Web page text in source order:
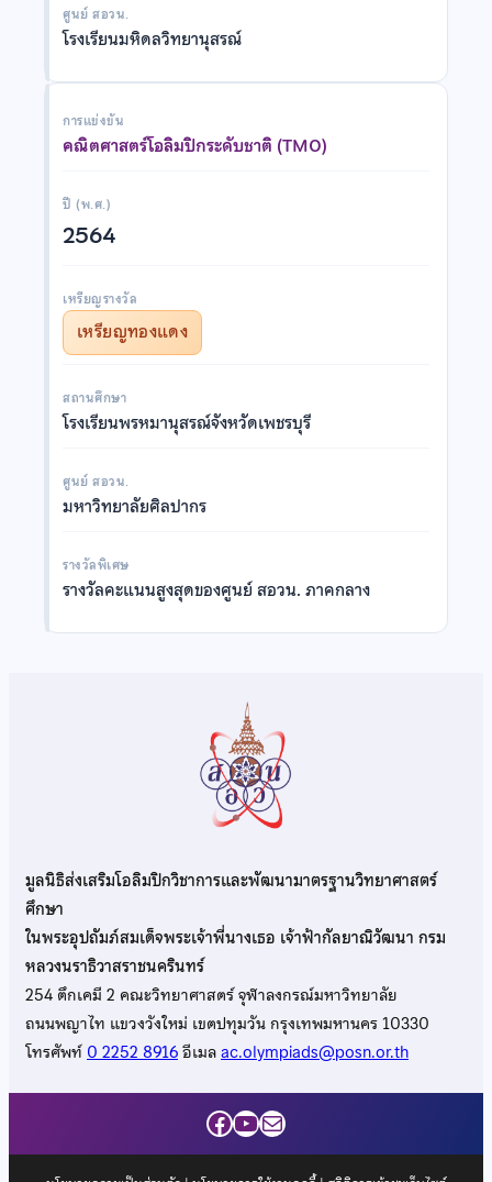
ศูนย์ สอวน.
โรงเรียนมหิดลวิทยานุสรณ์
การแข่งขัน
คณิตศาสตร์โอลิมปิกระดับชาติ (TMO)
ปี (พ.ศ.)
2564
เหรียญรางวัล
เหรียญทองแดง
สถานศึกษา
โรงเรียนพรหมานุสรณ์จังหวัดเพชรบุรี
ศูนย์ สอวน.
มหาวิทยาลัยศิลปากร
รางวัลพิเศษ
รางวัลคะแนนสูงสุดของศูนย์ สอวน. ภาคกลาง
มูลนิธิส่งเสริมโอลิมปิกวิชาการและพัฒนามาตรฐานวิทยาศาสตร์
ศึกษา
ในพระอุปถัมภ์สมเด็จพระเจ้าพี่นางเธอ เจ้าฟ้ากัลยาณิวัฒนา กรม
หลวงนราธิวาสราชนครินทร์
254 ตึกเคมี 2 คณะวิทยาศาสตร์ จุฬาลงกรณ์มหาวิทยาลัย
ถนนพญาไท แขวงวังใหม่ เขตปทุมวัน กรุงเทพมหานคร 10330
โทรศัพท์0 2252 8916อีเมลac.olympiads@posn.or.th
Facebook
YouTube
Mail